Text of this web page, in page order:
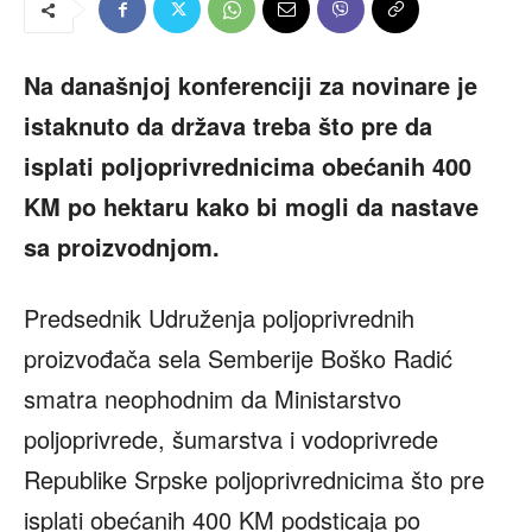
Na današnjoj konferenciji za novinare je
istaknuto da država treba što pre da
isplati poljoprivrednicima obećanih 400
KM po hektaru kako bi mogli da nastave
sa proizvodnjom.
Predsednik Udruženja poljoprivrednih
proizvođača sela Semberije Boško Radić
smatra neophodnim da Ministarstvo
poljoprivrede, šumarstva i vodoprivrede
Republike Srpske poljoprivrednicima što pre
isplati obećanih 400 KM podsticaja po